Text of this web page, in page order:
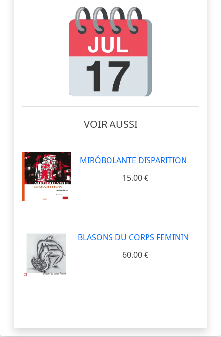
VOIR AUSSI
MIRÓBOLANTE DISPARITION
15.00 €
BLASONS DU CORPS FEMININ
60.00 €